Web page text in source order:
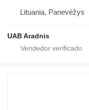
Lituania, Panevėžys
UAB Aradnis